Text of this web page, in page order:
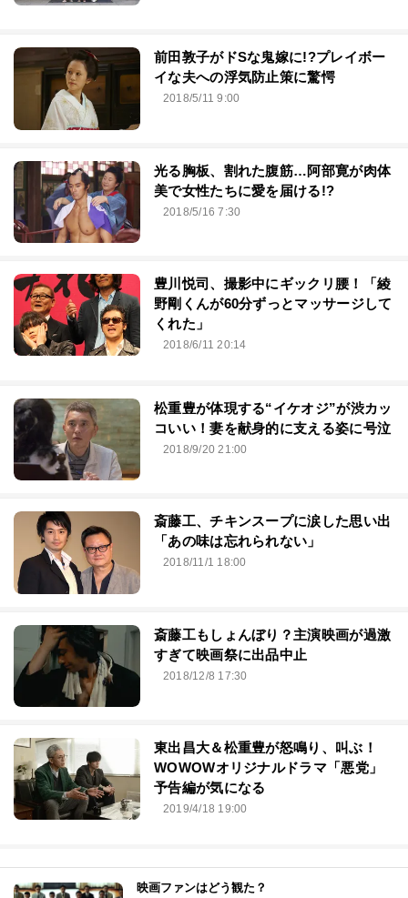
前田敦子がドSな鬼嫁に!?プレイボー
イな夫への浮気防止策に驚愕
2018/5/11 9:00
光る胸板、割れた腹筋…阿部寛が肉体
美で女性たちに愛を届ける!?
2018/5/16 7:30
豊川悦司、撮影中にギックリ腰！「綾
野剛くんが60分ずっとマッサージして
くれた」
2018/6/11 20:14
松重豊が体現する“イケオジ”が渋カッ
コいい！妻を献身的に支える姿に号泣
2018/9/20 21:00
斎藤工、チキンスープに涙した思い出
「あの味は忘れられない」
2018/11/1 18:00
斎藤工もしょんぼり？主演映画が過激
すぎて映画祭に出品中止
2018/12/8 17:30
東出昌大＆松重豊が怒鳴り、叫ぶ！
WOWOWオリジナルドラマ「悪党」
予告編が気になる
2019/4/18 19:00
映画ファンはどう観た？